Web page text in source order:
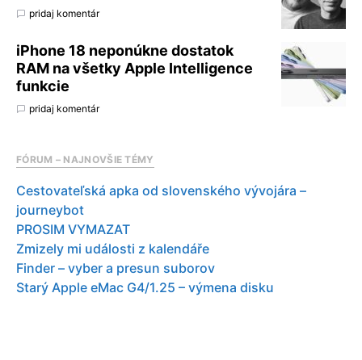
pridaj komentár
iPhone 18 neponúkne dostatok
RAM na všetky Apple Intelligence
funkcie
pridaj komentár
FÓRUM – NAJNOVŠIE TÉMY
Cestovateľská apka od slovenského vývojára –
journeybot
PROSIM VYMAZAT
Zmizely mi události z kalendáře
Finder – vyber a presun suborov
Starý Apple eMac G4/1.25 – výmena disku